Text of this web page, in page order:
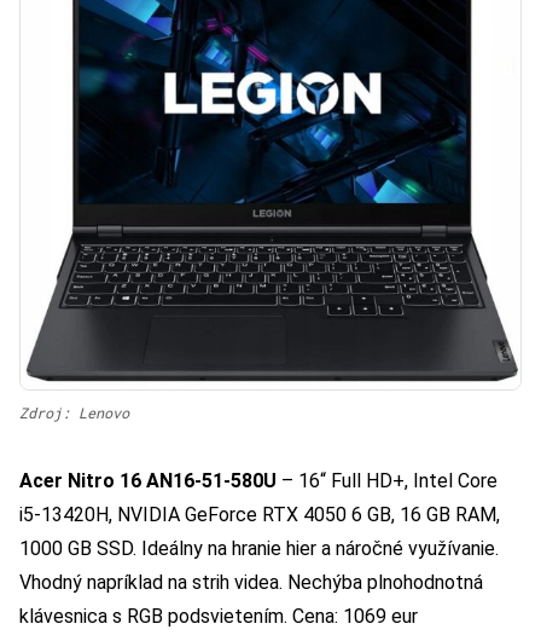
Zdroj: Lenovo
Acer Nitro 16 AN16-51-580U – 16“ Full HD+, Intel Core
i5-13420H, NVIDIA GeForce RTX 4050 6 GB, 16 GB RAM,
1000 GB SSD. Ideálny na hranie hier a náročné využívanie.
Vhodný napríklad na strih videa. Nechýba plnohodnotná
klávesnica s RGB podsvietením. Cena: 1069 eur